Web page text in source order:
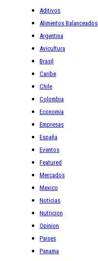
Aditivos
Alimentos Balanceados
Argentina
Avicultura
Brasil
Caribe
Chile
Colombia
Economia
Empresas
España
Eventos
Featured
Mercados
Mexico
Noticias
Nutricion
Opinion
Paises
Panama